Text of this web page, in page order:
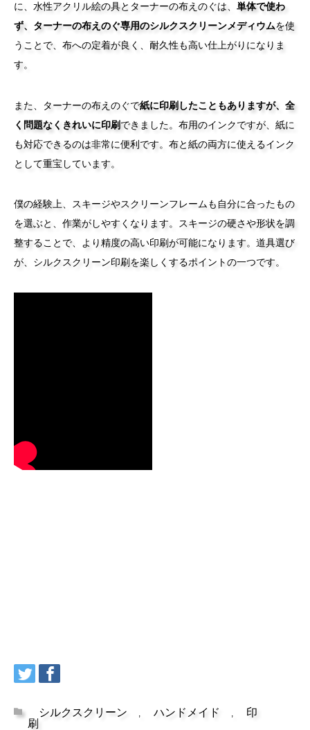
に、水性アクリル絵の具とターナーの布えのぐは、 単体で使わ
ず、ターナーの布えのぐ専用のシルクスクリーンメディウムを使
うことで、布への定着が良く、耐久性も高い仕上がりになりま
す。
また、ターナーの布えのぐで紙に印刷したこともありますが、全
く問題なくきれいに印刷できました。布用のインクですが、紙に
も対応できるのは非常に便利です。布と紙の両方に使えるインク
として重宝しています。
僕の経験上、スキージやスクリーンフレームも自分に合ったもの
を選ぶと、作業がしやすくなります。スキージの硬さや形状を調
整することで、より精度の高い印刷が可能になります。道具選び
が、シルクスクリーン印刷を楽しくするポイントの一つです。
シルクスクリーン , ハンドメイド ,
印
刷